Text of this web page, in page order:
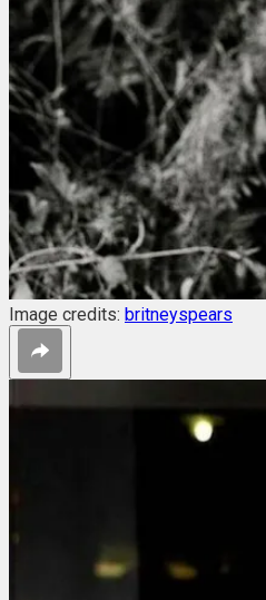
Image credits: britneyspears